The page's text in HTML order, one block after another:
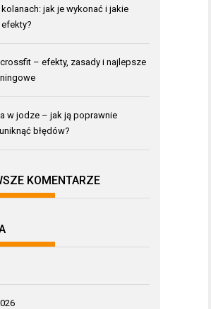
jak je wykonać i jakie
– efekty, zasady i najlepsze
w jodze – jak ją poprawnie
błędów?
KOMENTARZE